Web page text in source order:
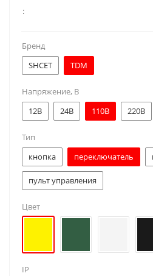
:
Бренд
SHCET
TDM
Напряжение, В
12В
24В 110В 220В
Тип
кнопка
переключатель
пульт управления
Цвет
IP